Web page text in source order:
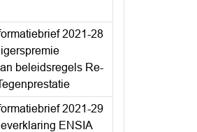
2021-28
beleidsregels Re-
2021-29
ENSIA